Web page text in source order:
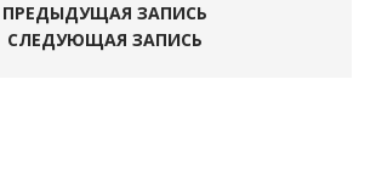
ПРЕДЫДУЩАЯ ЗАПИСЬ
СЛЕДУЮЩАЯ ЗАПИСЬ